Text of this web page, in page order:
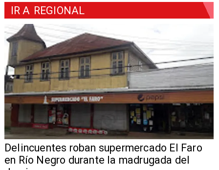
IR A REGIONAL
Delincuentes roban supermercado El Faro
en Río Negro durante la madrugada del